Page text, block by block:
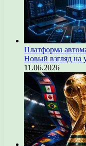
Платформа
Новый взгляд на
11.06.2026